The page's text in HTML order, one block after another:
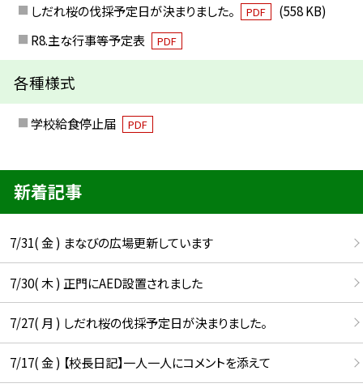
しだれ桜の伐採予定日が決まりました。
PDF
(558 KB)
R8.主な行事等予定表
PDF
各種様式
学校給食停止届 PDF
新着記事
7/31( 金 ) まなびの広場更新しています
7/30( 木 ) 正門にAED設置されました
7/27( 月 ) しだれ桜の伐採予定日が決まりました。
7/17( 金 ) 【校長日記】一人一人にコメントを添えて